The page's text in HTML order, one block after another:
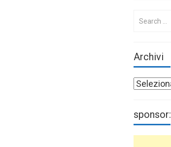
Archivi
Archivi
sponsor: